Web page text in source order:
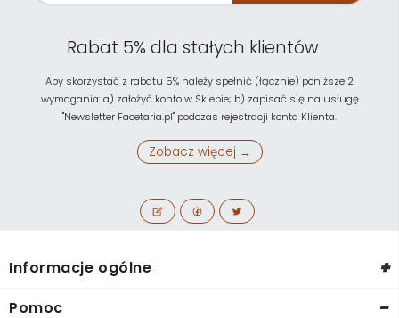
Rabat 5% dla stałych klientów
Aby skorzystać z rabatu 5% należy spełnić (łącznie) poniższe 2
wymagania: a) założyć konto w Sklepie; b) zapisać się na usługę
"Newsletter Facetaria.pl" podczas rejestracji konta Klienta.
Zobacz więcej →
Informacje ogólne +
Pomoc -